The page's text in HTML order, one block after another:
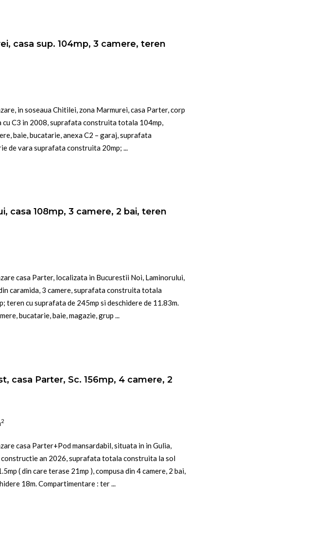
casa sup. 104mp, 3 camere, teren
in soseaua Chitilei, zona Marmurei, casa Parter, corp
C3 in 2008, suprafata construita totala 104mp,
baie, bucatarie, anexa C2 – garaj, suprafata
de vara suprafata construita 20mp; ...
casa 108mp, 3 camere, 2 bai, teren
casa Parter, localizata in Bucurestii Noi, Laminorului,
caramida, 3 camere, suprafata construita totala
teren cu suprafata de 245mp si deschidere de 11.83m.
bucatarie, baie, magazie, grup ...
casa Parter, Sc. 156mp, 4 camere, 2
2
casa Parter+Pod mansardabil, situata in in Gulia,
an 2026, suprafata totala construita la sol
( din care terase 21mp ), compusa din 4 camere, 2 bai,
18m. Compartimentare : ter ...